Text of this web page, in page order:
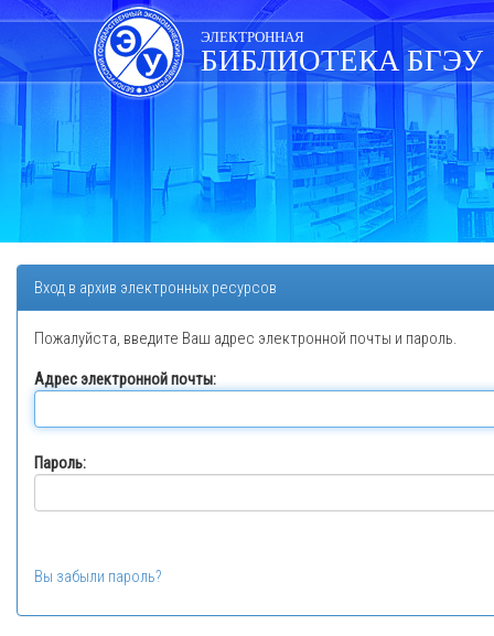
Skip
navigation
ЭЛЕКТРОННАЯ
БИБЛИОТЕКА БГЭУ
Вход в архив электронных ресурсов
Пожалуйста, введите Ваш адрес электронной почты и пароль.
Адрес электронной почты:
Пароль:
Вы забыли пароль?